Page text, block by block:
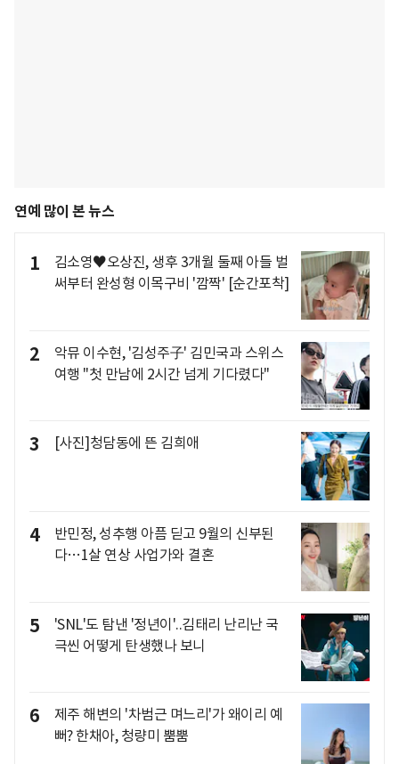
연예 많이 본 뉴스
1
김소영♥오상진, 생후 3개월 둘째 아들 벌
써부터 완성형 이목구비 '깜짝' [순간포착]
2
악뮤 이수현, '김성주子' 김민국과 스위스
여행 "첫 만남에 2시간 넘게 기다렸다"
3 [사진]청담동에 뜬 김희애
4
반민정, 성추행 아픔 딛고 9월의 신부된
다…1살 연상 사업가와 결혼
5
'SNL'도 탐낸 '정년이'..김태리 난리난 국
극씬 어떻게 탄생했나 보니
6
제주 해변의 '차범근 며느리'가 왜이리 예
뻐? 한채아, 청량미 뿜뿜